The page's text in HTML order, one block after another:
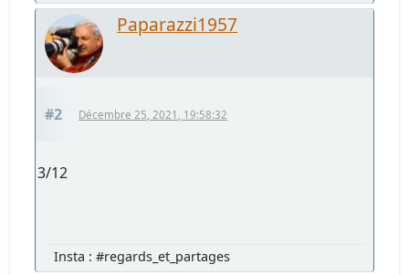
Paparazzi1957
#2 Décembre 25, 2021, 19:58:32
3/12
Insta : #regards_et_partages